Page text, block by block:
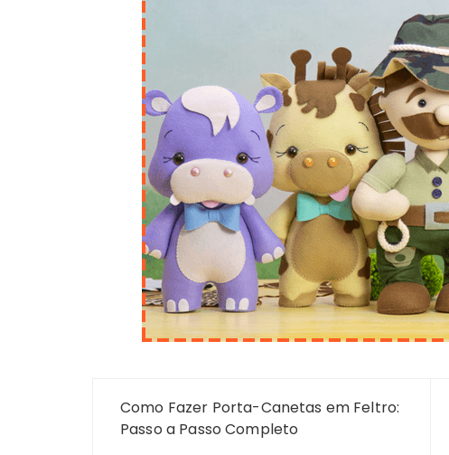
Navegação
deComo Fazer Porta-Canetas em Feltro:
Passo a Passo Completo